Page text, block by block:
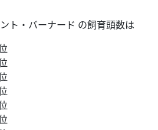
ト・バーナード の飼育頭数は